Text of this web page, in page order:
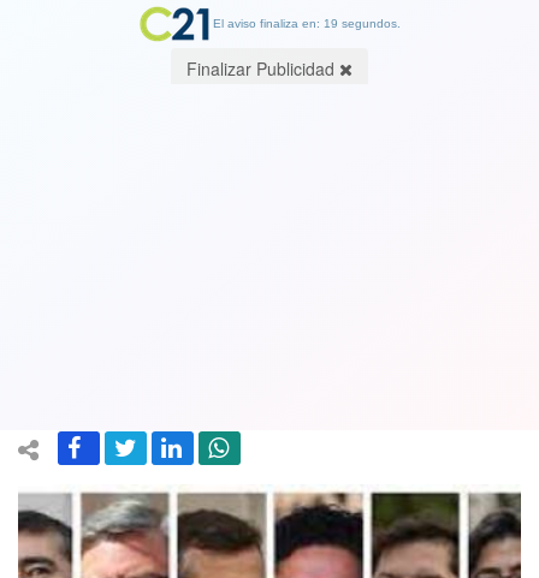
El aviso finaliza en: 19 segundos.
Finalizar Publicidad